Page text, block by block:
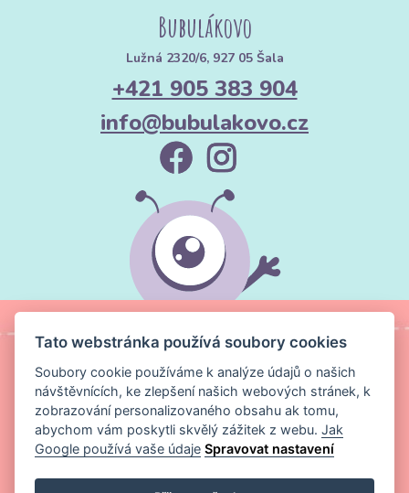
Bubulákovo
Lužná 2320/6, 927 05 Šala
+421 905 383 904
info@bubulakovo.cz
Tato webstránka používá soubory cookies
Soubory cookie používáme k analýze údajů o našich
návštěvnících, ke zlepšení našich webových stránek, k
zobrazování personalizovaného obsahu ak tomu,
abychom vám poskytli skvělý zážitek z webu.Jak
Google používá vaše údaje Spravovat nastavení